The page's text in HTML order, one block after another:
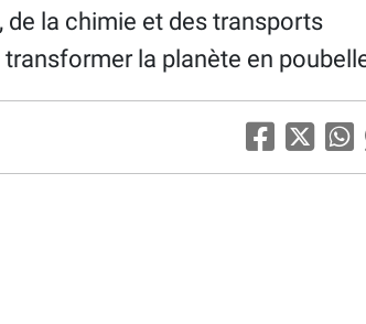
de la chimie et des transports
la planète en